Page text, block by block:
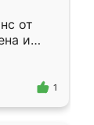
от
и
1